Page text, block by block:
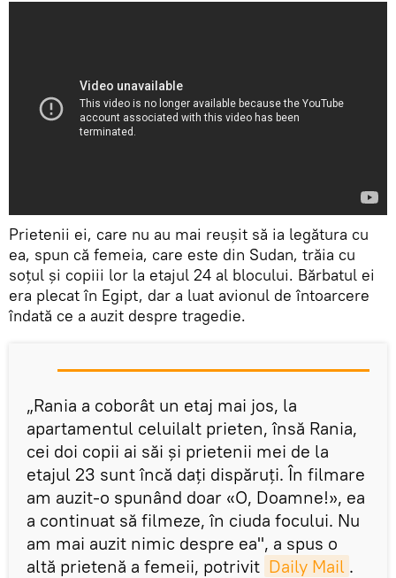
Prietenii ei, care nu au mai reuşit să ia legătura cu
ea, spun că femeia, care este din Sudan, trăia cu
soţul şi copiii lor la etajul 24 al blocului. Bărbatul ei
era plecat în Egipt, dar a luat avionul de întoarcere
îndată ce a auzit despre tragedie.
„Rania a coborât un etaj mai jos, la
apartamentul celuilalt prieten, însă Rania,
cei doi copii ai săi și prietenii mei de la
etajul 23 sunt încă daţi dispăruţi. În filmare
am auzit-o spunând doar «O, Doamne!», ea
a continuat să filmeze, în ciuda focului. Nu
am mai auzit nimic despre ea", a spus o
altă prietenă a femeii, potrivit Daily Mail .